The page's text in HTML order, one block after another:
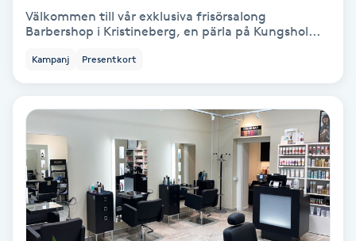
Koppningsmassage
Kostrådgivning
Kroppsinpackning
Kroppspeeling
Välkommen till vår exklusiva frisörsalong
Barbershop i Kristineberg, en pärla på Kungshol...
Kampanj Presentkort